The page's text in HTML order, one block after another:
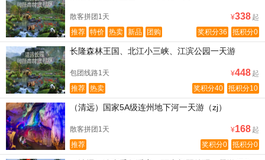
散客拼团1天 ¥338 起
抵积分0
奖积分36
推荐 特价 热卖 新品 团购
长隆森林王国、北江小三峡、江滨公园一天游
包团线路1天 ¥448 起
抵积分10
奖积分40
推荐 热卖
（清远）国家5A级连州地下河一天游（zj）
散客拼团1天 ¥168 起
抵积分0
奖积分0
推荐